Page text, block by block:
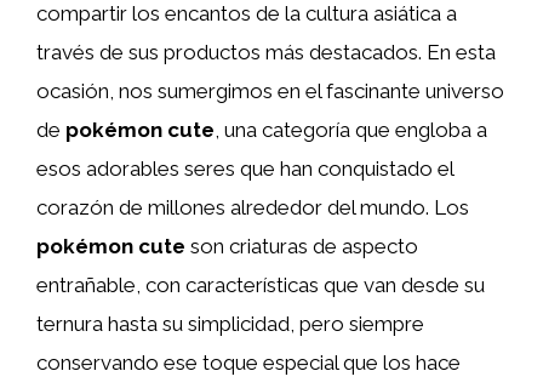
compartir los encantos de la cultura asiática a
través de sus productos más destacados. En esta
ocasión, nos sumergimos en el fascinante universo
de pokémon cute, una categoría que engloba a
esos adorables seres que han conquistado el
corazón de millones alrededor del mundo. Los
pokémon cute son criaturas de aspecto
entrañable, con características que van desde su
ternura hasta su simplicidad, pero siempre
conservando ese toque especial que los hace